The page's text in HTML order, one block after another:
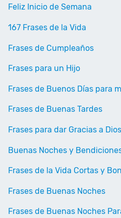
Feliz Inicio de Semana
167 Frases de la Vida
Frases de Cumpleaños
Frases para un Hijo
Frases de Buenos Días para
Frases de Buenas Tardes
Frases para dar Gracias a Dios
Buenas Noches y
Frases de la Vida Cortas y
Frases de Buenas Noches
Frases de Buenas Noches